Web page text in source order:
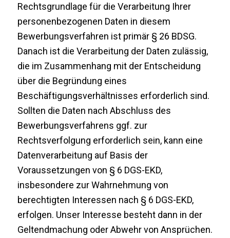
Rechtsgrundlage für die Verarbeitung Ihrer
personenbezogenen Daten in diesem
Bewerbungsverfahren ist primär § 26 BDSG.
Danach ist die Verarbeitung der Daten zulässig,
die im Zusammenhang mit der Entscheidung
über die Begründung eines
Beschäftigungsverhältnisses erforderlich sind.
Sollten die Daten nach Abschluss des
Bewerbungsverfahrens ggf. zur
Rechtsverfolgung erforderlich sein, kann eine
Datenverarbeitung auf Basis der
Voraussetzungen von § 6 DGS-EKD,
insbesondere zur Wahrnehmung von
berechtigten Interessen nach § 6 DGS-EKD,
erfolgen. Unser Interesse besteht dann in der
Geltendmachung oder Abwehr von Ansprüchen.